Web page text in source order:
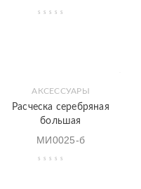
АКСЕССУАРЫ
Расческа серебряная
большая
МИ0025-б